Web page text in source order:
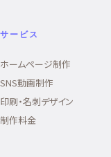
サービス
ホームページ制作
SNS動画制作
印刷・名刺デザイン
制作料金